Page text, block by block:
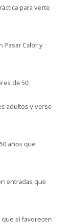
para verte
Pasar Calor y
de 50
adultos y verse
años que
entradas que
que sí favorecen